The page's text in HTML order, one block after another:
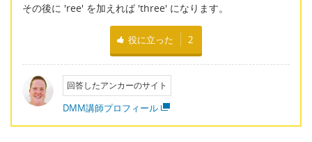
その後に 'ree' を加えれば 'three' になります。
役に立った 2
回答したアンカーのサイト
DMM講師プロフィール